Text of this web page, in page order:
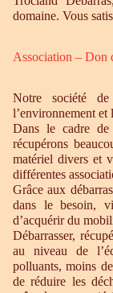
domaine. Vous
Association – Don
Notre société
l’environnement et
Dans le cadre de
récupérons
matériel divers et
différentes
Grâce aux
dans le besoin,
d’acquérir du
Débarrasser,
au niveau de
polluants, moins
de réduire les